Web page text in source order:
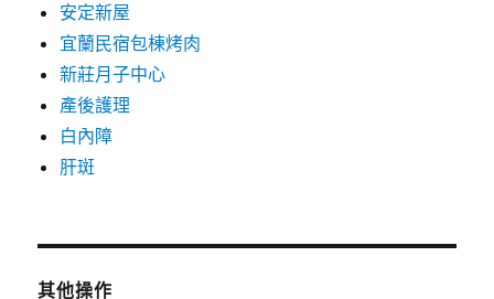
安定新屋
宜蘭民宿包棟烤肉
新莊月子中心
產後護理
白內障
肝斑
其他操作